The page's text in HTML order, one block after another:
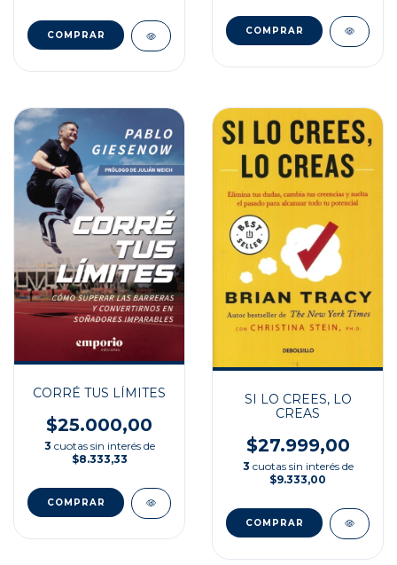
CORRÉ TUS LÍMITES
$25.000,00
3 cuotas sin interés de
$8.333,33
SI LO CREES, LO
CREAS
$27.999,00
3 cuotas sin interés de
$9.333,00